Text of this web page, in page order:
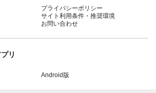
プライバシーポリシー
サイト利用条件・推奨環境
お問い合わせ
リ
Android版